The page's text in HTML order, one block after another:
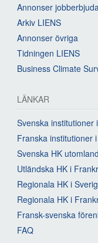
Annonser
Arkiv LIENS
Annonser övriga
Tidningen LIENS
Business Climate
LÄNKAR
Svenska institutioner
Franska institutioner
Svenska HK
Utländska HK i
Regionala HK i
Regionala HK i
Fransk-svenska
FAQ